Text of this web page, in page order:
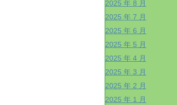
2025 年 8 月
2025 年 7 月
2025 年 6 月
2025 年 5 月
2025 年 4 月
2025 年 3 月
2025 年 2 月
2025 年 1 月